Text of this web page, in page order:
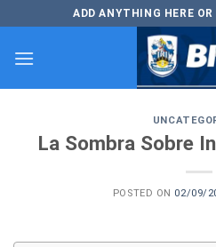
to
content
ADD ANYTHING HERE
La Sombra Sobre
POSTED ON 02/09/